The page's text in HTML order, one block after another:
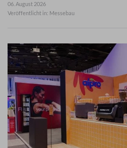
06. August 2026
Veröffentlicht in: Messebau